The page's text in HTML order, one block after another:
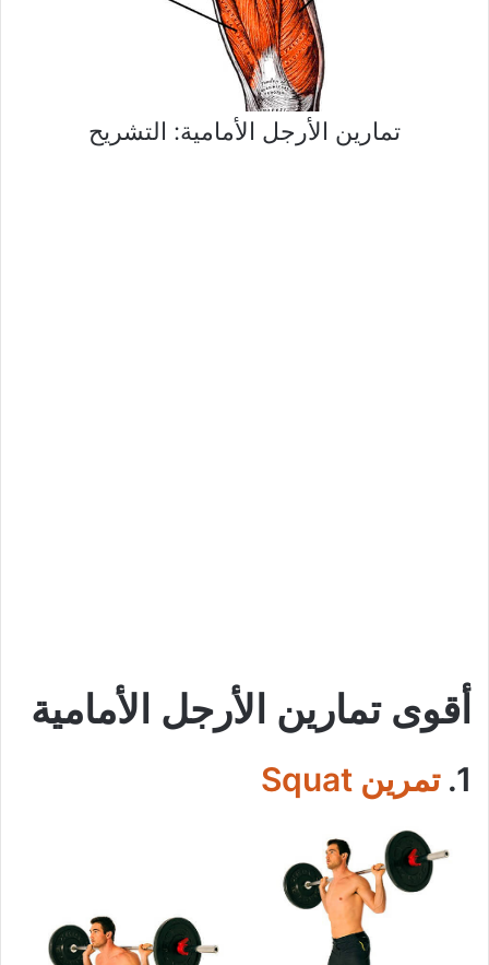
تمارين الأرجل الأمامية: التشريح
أقوى تمارين الأرجل الأمامية
1. تمرين Squat